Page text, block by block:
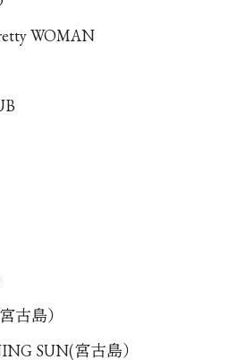
WOMAN
古島）
SUN(宮古島）